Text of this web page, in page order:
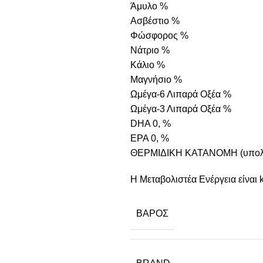
Άμυλο %
Ασβέστιο %
Φώσφορος %
Νάτριο %
Κάλιο %
Μαγνήσιο %
Ωμέγα-6 Λιπαρά Οξέα %
Ωμέγα-3 Λιπαρά Οξέα %
DHA 0, %
EPA 0, %
ΘΕΡΜΙΔΙΚΗ ΚΑΤΑΝΟΜΗ
Η Μεταβολιστέα Ενέργεια είναι
ΒΆΡΟΣ